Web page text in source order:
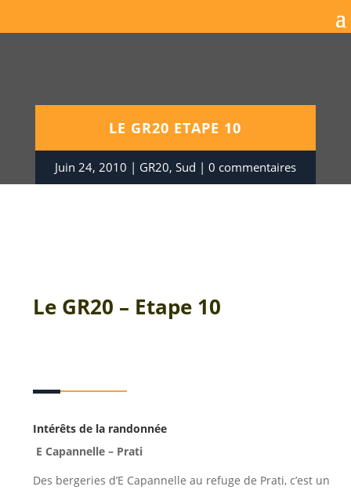
LE GR20 ETAPE 10
Juin 24, 2010 GR20, Sud 0 commentaires
Le GR20 – Etape 10
Intérêts de la randonnée
E Capannelle – Prati
Des bergeries d’E Capannelle au refuge de Prati, c’est un